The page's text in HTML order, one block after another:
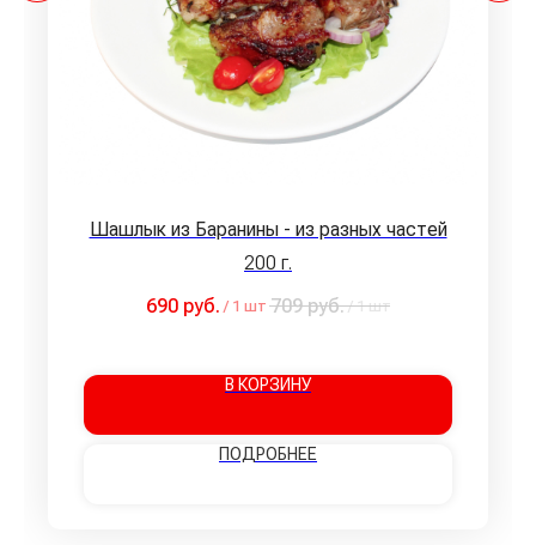
Шашлык из Баранины - из разных частей
200 г.
690 руб. / 1 шт 709 руб. / 1 шт
В КОРЗИНУ
ПОДРОБНЕЕ